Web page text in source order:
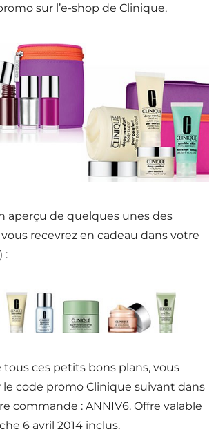
sur l’e-shop de Clinique,
aperçu de quelques unes des
recevrez en cadeau dans votre
:
ces petits bons plans, vous
code promo Clinique suivant dans
commande : ANNIV6. Offre valable
6 avril 2014 inclus.